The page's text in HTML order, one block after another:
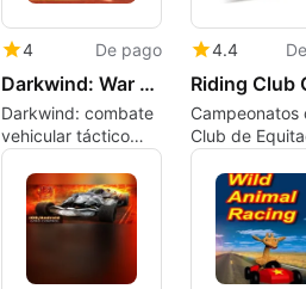
4 De pago
Darkwind: War on Wheels
Darkwind: combate
vehicular táctico
con apuestas de
campaña a largo
plazo
4.4
Campeonatos
Club de
Una
ecuestre
en la precisión
Mac